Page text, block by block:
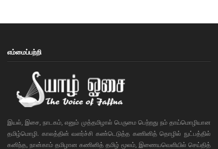
எம்மைப்பற்றி
இயல், இசை, நாடகம், எனும் முத்தமிழால் பெருமை பெற்றது நம் தாய்மொழியான
தமிழ்மொழி. காலத்தின் வளர்ச்சி கண்டெடுத்த கணினித் தொழில் நுட்பத்தில்
கனிந்த, நான்காம் தமிழான கணினித் தமிழ் மூலம், இணையவெளியில் செய்தித்